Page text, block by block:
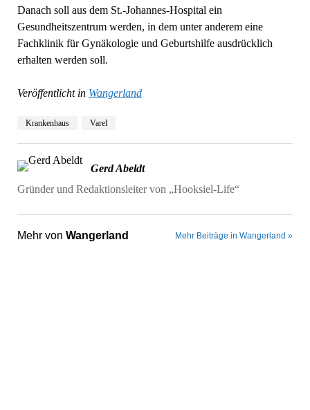
Danach soll aus dem St.-Johannes-Hospital ein
Gesundheitszentrum werden, in dem unter anderem eine
Fachklinik für Gynäkologie und Geburtshilfe ausdrücklich
erhalten werden soll.
Veröffentlicht in Wangerland
Krankenhaus Varel
Gerd Abeldt
Gründer und Redaktionsleiter von „Hooksiel-Life“
Mehr von Wangerland Mehr Beiträge in Wangerland »